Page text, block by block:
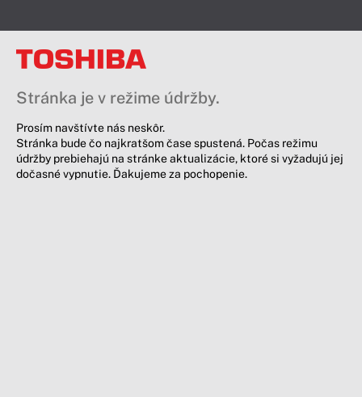
Stránka je v režime údržby.
Prosím navštívte nás neskôr.
Stránka bude čo najkratšom čase spustená. Počas režimu
údržby prebiehajú na stránke aktualizácie, ktoré si vyžadujú jej
dočasné vypnutie. Ďakujeme za pochopenie.